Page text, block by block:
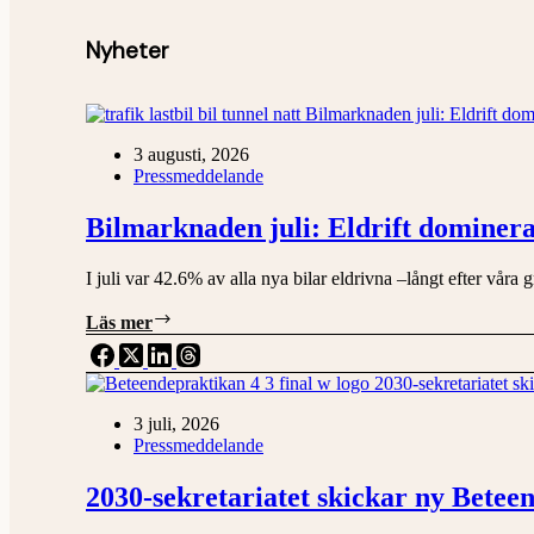
Nyheter
3 augusti, 2026
Pressmeddelande
Bilmarknaden juli: Eldrift
I juli var 42.6% av alla nya bilar eldrivna –långt efter
Läs mer
juli:
Eldrift
dominerar,
bensin
hotar
3 juli, 2026
Pressmeddelande
2030-sekretariatet skickar ny